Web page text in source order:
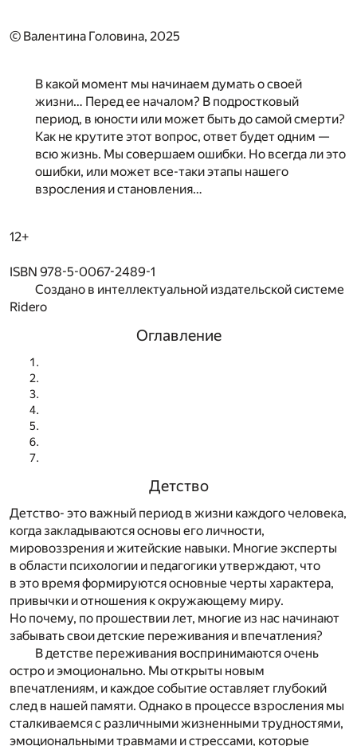
© Валентина Головина, 2025
В какой момент мы начинаем думать о своей
жизни… Перед ее началом? В подростковый
период, в юности или может быть до самой смерти?
Как не крутите этот вопрос, ответ будет одним —
всю жизнь. Мы совершаем ошибки. Но всегда ли это
ошибки, или может все-таки этапы нашего
взросления и становления…
12+
ISBN 978-5-0067-2489-1
Создано в интеллектуальной издательской системе
Ridero
Оглавление
Детство
Детство- это важный период в жизни каждого человека,
когда закладываются основы его личности,
мировоззрения и житейские навыки. Многие эксперты
в области психологии и педагогики утверждают, что
в это время формируются основные черты характера,
привычки и отношения к окружающему миру.
Но почему, по прошествии лет, многие из нас начинают
забывать свои детские переживания и впечатления?
В детстве переживания воспринимаются очень
остро и эмоционально. Мы открыты новым
впечатлениям, и каждое событие оставляет глубокий
след в нашей памяти. Однако в процессе взросления мы
сталкиваемся с различными жизненными трудностями,
эмоциональными травмами и стрессами, которые